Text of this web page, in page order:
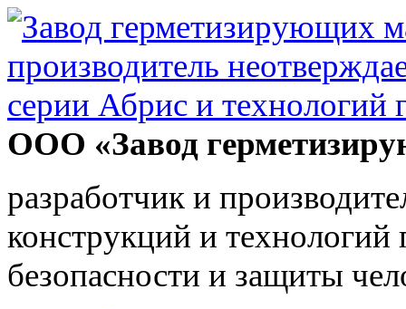
ООО «Завод
разработчик и
конструкций и
безопасности и защиты